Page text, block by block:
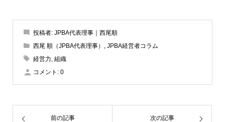
投稿者: JPBA代表理事｜西尾順
西尾 順（JPBA代表理事）
JPBA経営者コラム
経営力 組織
コメント: 0
前の記事 次の記事